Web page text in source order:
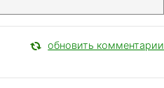
обновить комментарии